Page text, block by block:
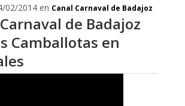
02/2014 en Canal Carnaval de Badajoz
de Badajoz
Camballotas en